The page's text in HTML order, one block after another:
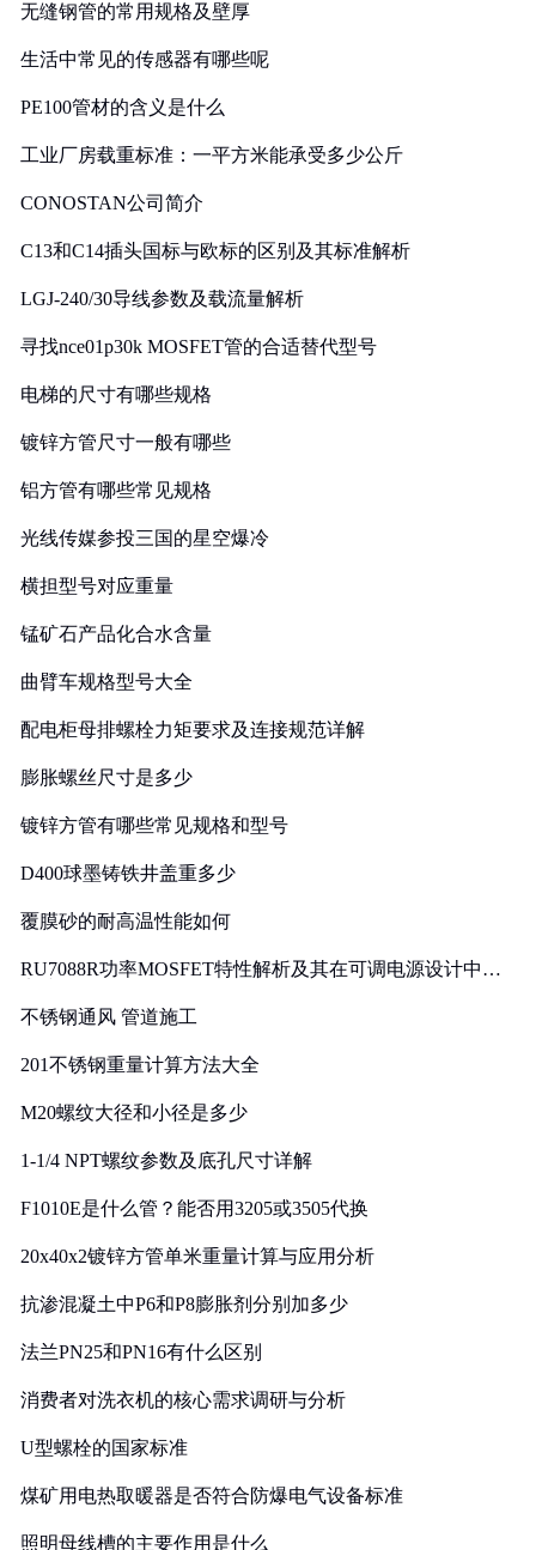
无缝钢管的常用规格及壁厚
生活中常见的传感器有哪些呢
PE100管材的含义是什么
工业厂房载重标准：一平方米能承受多少公斤
CONOSTAN公司简介
C13和C14插头国标与欧标的区别及其标准解析
LGJ-240/30导线参数及载流量解析
寻找nce01p30k MOSFET管的合适替代型号
电梯的尺寸有哪些规格
镀锌方管尺寸一般有哪些
铝方管有哪些常见规格
光线传媒参投三国的星空爆冷
横担型号对应重量
锰矿石产品化合水含量
曲臂车规格型号大全
配电柜母排螺栓力矩要求及连接规范详解
膨胀螺丝尺寸是多少
镀锌方管有哪些常见规格和型号
D400球墨铸铁井盖重多少
覆膜砂的耐高温性能如何
RU7088R功率MOSFET特性解析及其在可调电源设计中的
不锈钢通风 管道施工
201不锈钢重量计算方法大全
M20螺纹大径和小径是多少
1-1/4 NPT螺纹参数及底孔尺寸详解
F1010E是什么管？能否用3205或3505代换
20x40x2镀锌方管单米重量计算与应用分析
抗渗混凝土中P6和P8膨胀剂分别加多少
法兰PN25和PN16有什么区别
消费者对洗衣机的核心需求调研与分析
U型螺栓的国家标准
煤矿用电热取暖器是否符合防爆电气设备标准
照明母线槽的主要作用是什么